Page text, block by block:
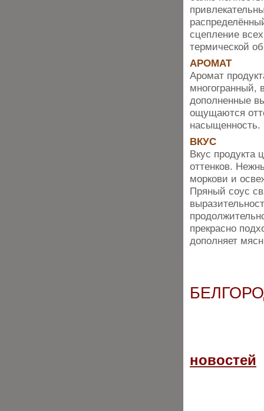
сцепление
термической
АРОМАТ
Аромат
многогранный,
дополненные
ощущаются
насыщенность.
ВКУС
Вкус продукта
оттенков.
моркови и
Пряный соус
прекрасно
дополняет
новостей